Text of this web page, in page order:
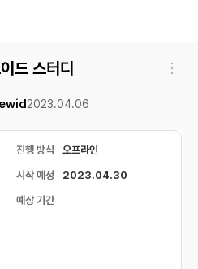
드 스터디
2023.04.06
진행 방식 오프라인
시작 예정 2023.04.30
예상 기간